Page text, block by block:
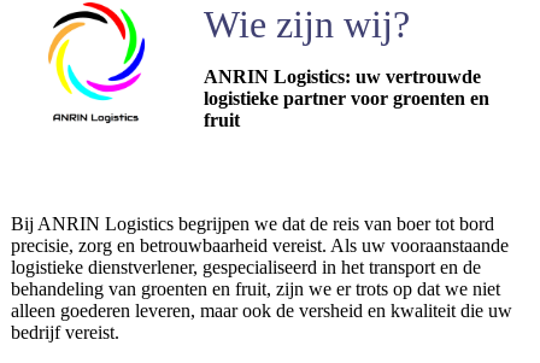
Wie zijn wij?
ANRIN Logistics: uw vertrouwde
logistieke partner voor groenten en
fruit
Bij ANRIN Logistics begrijpen we dat de reis van boer tot bord
precisie, zorg en betrouwbaarheid vereist. Als uw vooraanstaande
logistieke dienstverlener, gespecialiseerd in het transport en de
behandeling van groenten en fruit, zijn we er trots op dat we niet
alleen goederen leveren, maar ook de versheid en kwaliteit die uw
bedrijf vereist.